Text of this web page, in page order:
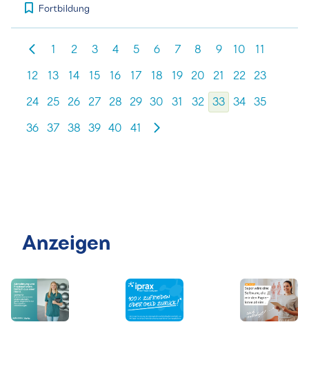
Fortbildung
1 2 3 4 5 6 7 8 9 10 11
12 13 14 15 16 17 18 19 20 21 22 23
24 25 26 27 28 29 30 31 32 33 34 35
36 37 38 39 40 41
Anzeigen